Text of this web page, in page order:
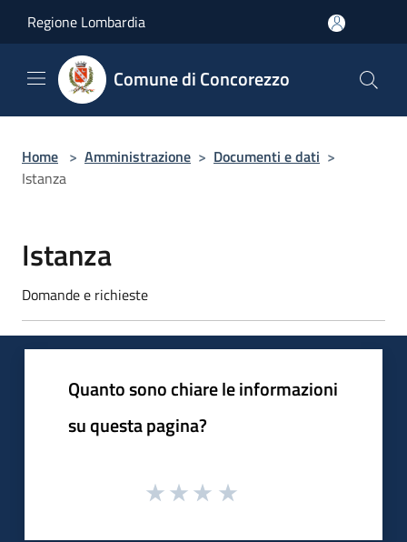
Regione Lombardia
Comune di Concorezzo
Home > Amministrazione > Documenti e dati >
Istanza
Istanza
Domande e richieste
Quanto sono chiare le informazioni
su questa pagina?